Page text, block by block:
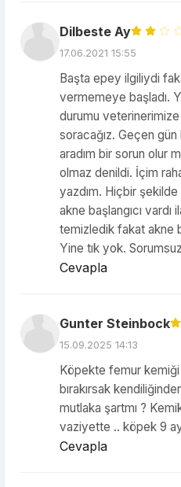
Dilbeste Ay
17.06.2021 15:55
Başta epey ilgiliydi
vermemeye başladı.
durumu
soracağız. Geçen
aradım bir sorun olur
olmaz denildi. İçim
yazdım. Hiçbir şekilde
akne başlangıcı vardı
temizledik fakat akne
Yine tık yok.
Cevapla
Gunter Steinbock
15.09.2025 14:13
Köpekte femur kemiği
bırakırsak
mutlaka şartmı ?
vaziyette .. köpek 9
Cevapla